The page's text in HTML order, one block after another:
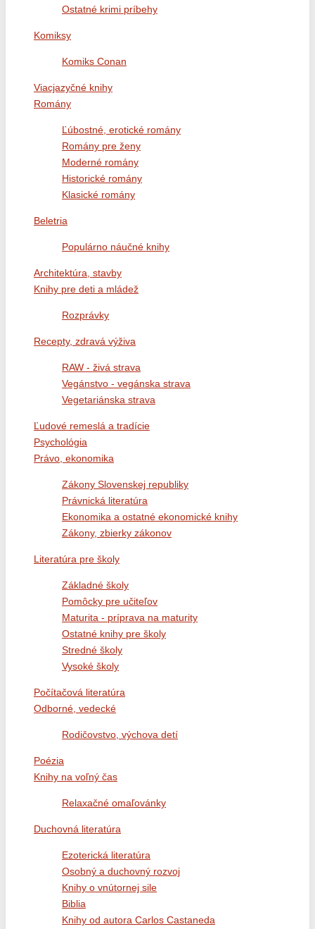
Ostatné krimi príbehy
Komiksy
Komiks Conan
Viacjazyčné knihy
Romány
Ľúbostné, erotické romány
Romány pre ženy
Moderné romány
Historické romány
Klasické romány
Beletria
Populárno náučné knihy
Architektúra, stavby
Knihy pre deti a mládež
Rozprávky
Recepty, zdravá výživa
RAW - živá strava
Vegánstvo - vegánska strava
Vegetariánska strava
Ľudové remeslá a tradície
Psychológia
Právo, ekonomika
Zákony Slovenskej republiky
Právnická literatúra
Ekonomika a ostatné ekonomické knihy
Zákony, zbierky zákonov
Literatúra pre školy
Základné školy
Pomôcky pre učiteľov
Maturita - príprava na maturity
Ostatné knihy pre školy
Stredné školy
Vysoké školy
Počítačová literatúra
Odborné, vedecké
Rodičovstvo, výchova detí
Poézia
Knihy na voľný čas
Relaxačné omaľovánky
Duchovná literatúra
Ezoterická literatúra
Osobný a duchovný rozvoj
Knihy o vnútornej sile
Biblia
Knihy od autora Carlos Castaneda